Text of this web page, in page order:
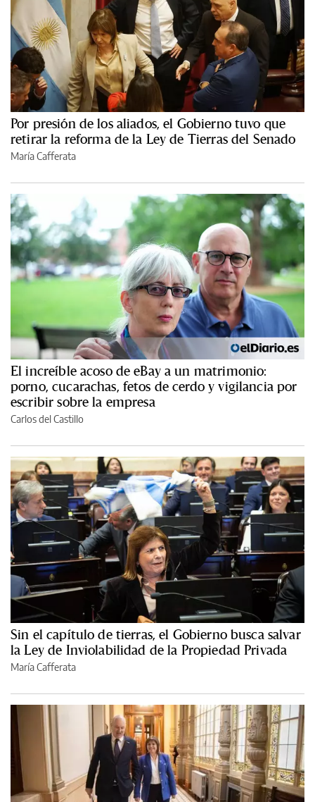
Por presión de los aliados, el Gobierno tuvo que
retirar la reforma de la Ley de Tierras del Senado
María Cafferata
El increíble acoso de eBay a un matrimonio:
porno, cucarachas, fetos de cerdo y vigilancia por
escribir sobre la empresa
Carlos del Castillo
Sin el capítulo de tierras, el Gobierno busca salvar
la Ley de Inviolabilidad de la Propiedad Privada
María Cafferata